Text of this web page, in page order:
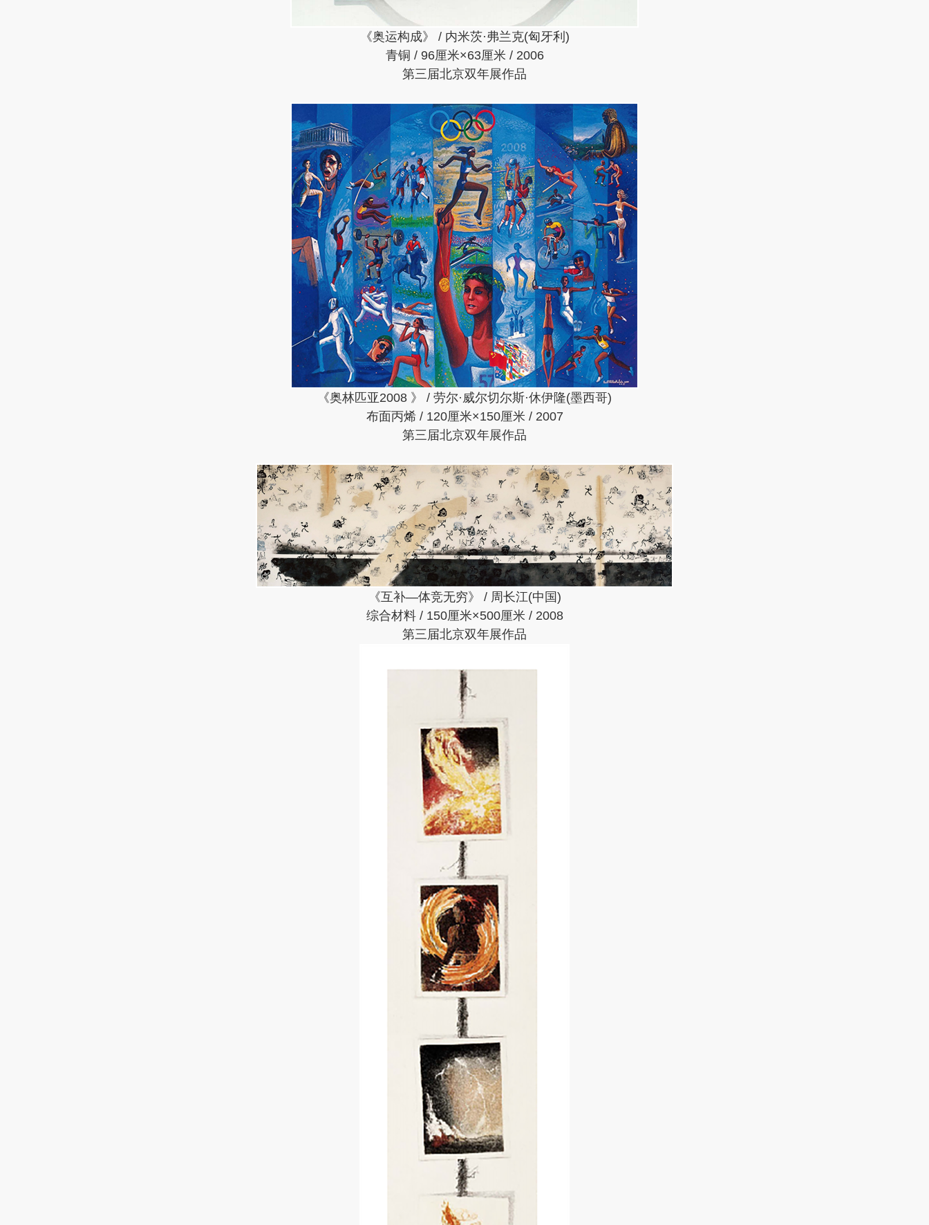
《奥运构成》 / 内米茨·弗兰克(匈牙利)
青铜 / 96厘米×63厘米 / 2006
第三届北京双年展作品
《奥林匹亚2008 》 / 劳尔·威尔切尔斯·休伊隆(墨西哥)
布面丙烯 / 120厘米×150厘米 / 2007
第三届北京双年展作品
《互补—体竞无穷》 / 周长江(中国)
综合材料 / 150厘米×500厘米 / 2008
第三届北京双年展作品